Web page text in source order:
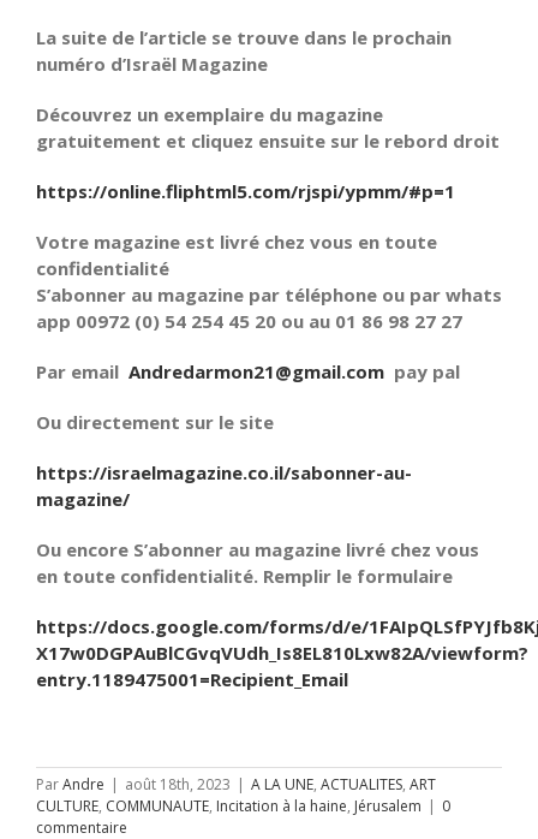
La suite de l’article se trouve dans le prochain
numéro d’Israël Magazine
Découvrez un exemplaire du magazine
gratuitement et cliquez ensuite sur le rebord droit
https://online.fliphtml5.com/rjspi/ypmm/#p=1
Votre magazine est livré chez vous en toute
confidentialité
S’abonner au magazine par téléphone ou par whats
app 00972 (0) 54 254 45 20 ou au 01 86 98 27 27
Par email Andredarmon21@gmail.com pay pal
Ou directement sur le site
https://israelmagazine.co.il/sabonner-au-
magazine/
Ou encore S’abonner au magazine livré chez vous
en toute confidentialité. Remplir le formulaire
https://docs.google.com/forms/d/e/
X17w0DGPAuBlCGvqVUdh_Is8EL810Lxw82A/viewform?
entry.1189475001=Recipient_Email
ParAndre | août 18th, 2023 | A LA UNE, ACTUALITES, ART
CULTURE, COMMUNAUTE, Incitation à la haine, Jérusalem | 0
commentaire